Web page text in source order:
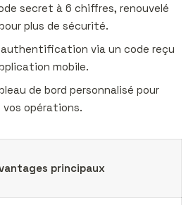
secret à 6 chiffres, renouvelé
plus de sécurité.
via un code reçu
mobile.
de bord personnalisé pour
opérations.
principaux